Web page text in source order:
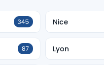
345 Nice
87 Lyon